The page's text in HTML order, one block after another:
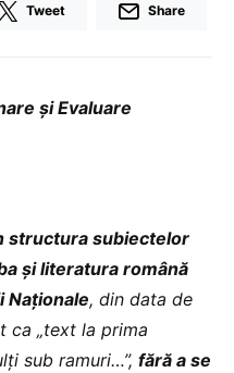
Tweet Share
și Evaluare
structura subiectelor
și literatura română
Naționale, din data de
ca „text la prima
sub ramuri…”, fără a se